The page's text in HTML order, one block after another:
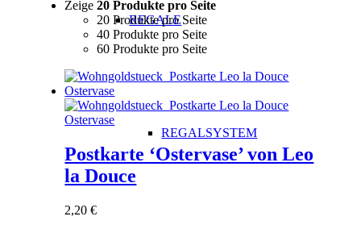
REGALE
REGALSYSTEM
Zeige20 Produkte pro Seite
20 Produkte pro Seite
40 Produkte pro Seite
60 Produkte pro Seite
Postkarte ‘Ostervase’ von Leo
la Douce
2,20€